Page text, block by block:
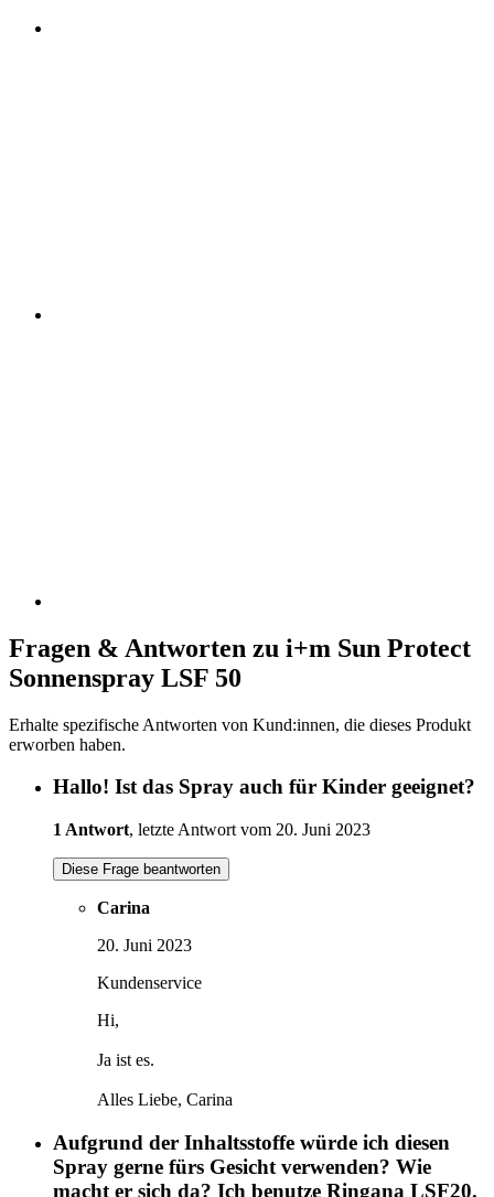
Fragen & Antworten zu i+m Sun Protect
Sonnenspray LSF 50
Erhalte spezifische Antworten von Kund:innen, die dieses Produkt
erworben haben.
Hallo! Ist das Spray auch für Kinder geeignet?
1 Antwort, letzte Antwort vom 20. Juni 2023
Diese Frage beantworten
Carina
20. Juni 2023
Kundenservice
Hi,
Ja ist es.
Alles Liebe, Carina
Aufgrund der Inhaltsstoffe würde ich diesen
Spray gerne fürs Gesicht verwenden? Wie
macht er sich da? Ich benutze Ringana LSF20.